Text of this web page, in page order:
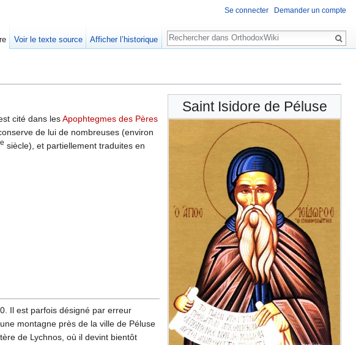
Saint Isidore de Péluse
cité dans lesApophtegmes des Pères
de lui de nombreuses (environ
e siècle), et partiellement traduites en
Il est parfois désigné par erreur
montagne près de la ville de Péluse
de Lychnos, où il devint bientôt
Se connecter Demander un compte
Voir le texte source Afficher l’historique
Rechercher